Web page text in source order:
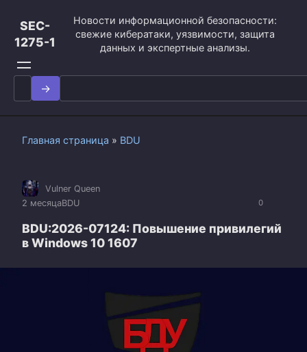
контенту
SEC-
1275-1
Новости информационной безопасности:
свежие кибератаки, уязвимости, защита
данных и экспертные анализы.
Search
for:
Главная страница » BDU
0
Vulner Queen
2 месяцаBDU
BDU:2026-07124: Повышение привилегий
в Windows 10 1607